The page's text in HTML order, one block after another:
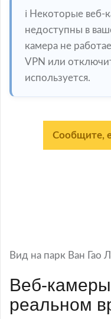
ℹ️ Некоторые веб-
недоступны в
камера не
VPN или
используется.
Сообщите,
Вид на парк Ван Гао
Веб-
реальном